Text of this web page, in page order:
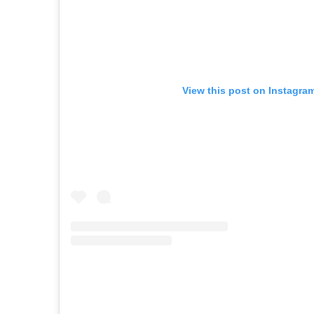
View this post on